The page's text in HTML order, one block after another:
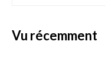
vu récemment